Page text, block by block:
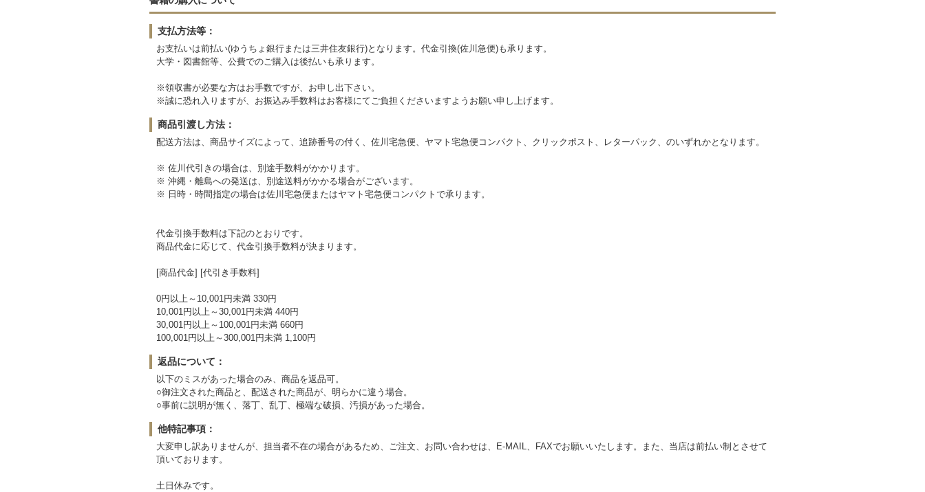
支払方法等：
お支払いは前払い(ゆうちょ銀行または三井住友銀行)となります。代金引換(佐川急便)も承ります。
大学・図書館等、公費でのご購入は後払いも承ります。
※領収書が必要な方はお手数ですが、お申し出下さい。
※誠に恐れ入りますが、お振込み手数料はお客様にてご負担くださいますようお願い申し上げます。
商品引渡し方法：
配送方法は、商品サイズによって、追跡番号の付く、佐川宅急便、ヤマト宅急便コンパクト、クリックポスト、レターパック、のいずれかとなります。
※ 佐川代引きの場合は、別途手数料がかかります。
※ 沖縄・離島への発送は、別途送料がかかる場合がございます。
※ 日時・時間指定の場合は佐川宅急便またはヤマト宅急便コンパクトで承ります。
代金引換手数料は下記のとおりです。
商品代金に応じて、代金引換手数料が決まります。
[商品代金] [代引き手数料]
0円以上～10,001円未満 330円
10,001円以上～30,001円未満 440円
30,001円以上～100,001円未満 660円
100,001円以上～300,001円未満 1,100円
返品について：
以下のミスがあった場合のみ、商品を返品可。
○御注文された商品と、配送された商品が、明らかに違う場合。
○事前に説明が無く、落丁、乱丁、極端な破損、汚損があった場合。
他特記事項：
大変申し訳ありませんが、担当者不在の場合があるため、ご注文、お問い合わせは、E‐MAIL、FAXでお願いいたします。また、当店は前払い制とさせて
頂いております。
土日休みです。